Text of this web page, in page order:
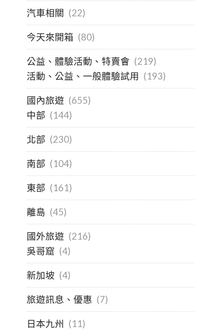
汽車相關 (22)
今天來開箱 (80)
公益、體驗活動、特賣會 (219)
活動、公益、一般體驗試用 (193)
國內旅遊 (655)
中部 (144)
北部 (230)
南部 (104)
東部 (161)
離島 (45)
國外旅遊 (216)
吳哥窟 (4)
新加坡 (4)
旅遊訊息、優惠 (7)
日本九州 (11)